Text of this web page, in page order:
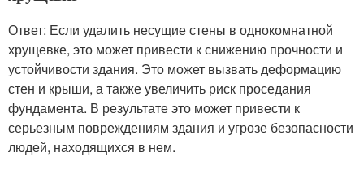
Ответ: Если удалить несущие стены в однокомнатной
хрущевке, это может привести к снижению прочности и
устойчивости здания. Это может вызвать деформацию
стен и крыши, а также увеличить риск проседания
фундамента. В результате это может привести к
серьезным повреждениям здания и угрозе безопасности
людей, находящихся в нем.